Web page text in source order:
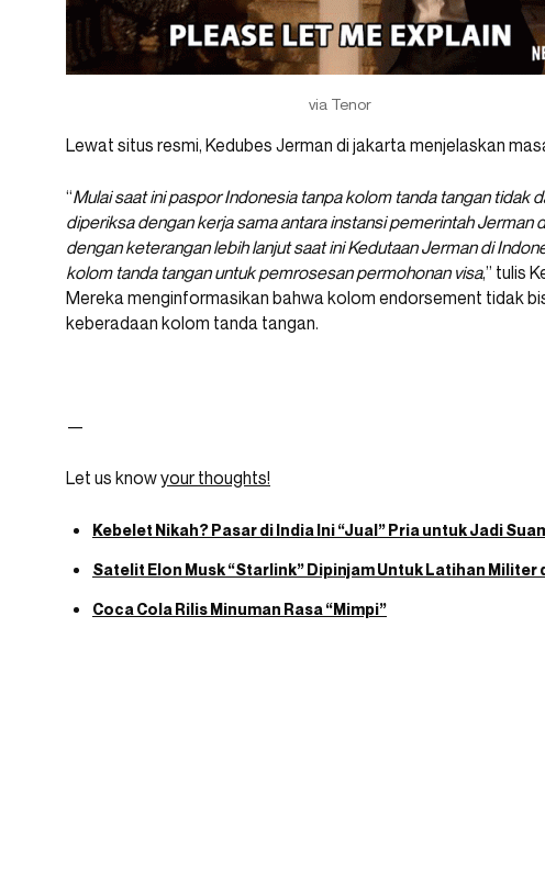
via Tenor
Lewat situs resmi, Kedubes Jerman di jakarta menjelaskan
“Mulai saat ini paspor Indonesia tanpa kolom tanda tangan tidak
diperiksa dengan kerja sama antara instansi pemerintah Jerman
dengan keterangan lebih lanjut saat ini Kedutaan Jerman di
kolom tanda tangan untuk pemrosesan permohonan visa,” tulis
Mereka menginformasikan bahwa kolom endorsement tidak
keberadaan kolom tanda tangan.
—
Let us knowyour thoughts!
Kebelet Nikah? Pasar di India Ini “Jual” Pria untuk Jadi
Satelit Elon Musk “Starlink” Dipinjam Untuk Latihan Militer
Coca Cola Rilis Minuman Rasa “Mimpi”